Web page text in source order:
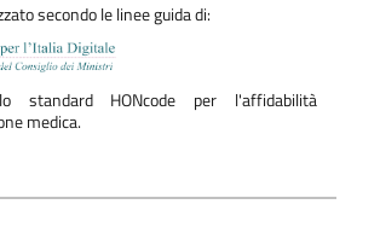
secondo le linee guida di:
standard HONcode per l'affidabilità
medica.